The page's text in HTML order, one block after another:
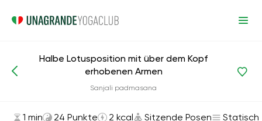
Asanas und Übungen Sitzende Posen
Halbe Lotusposition mit über dem Kopf
erhobenen Armen
Sanjali padmasana
1 min 24 Punkte 2 kcal Sitzende Posen Statisch